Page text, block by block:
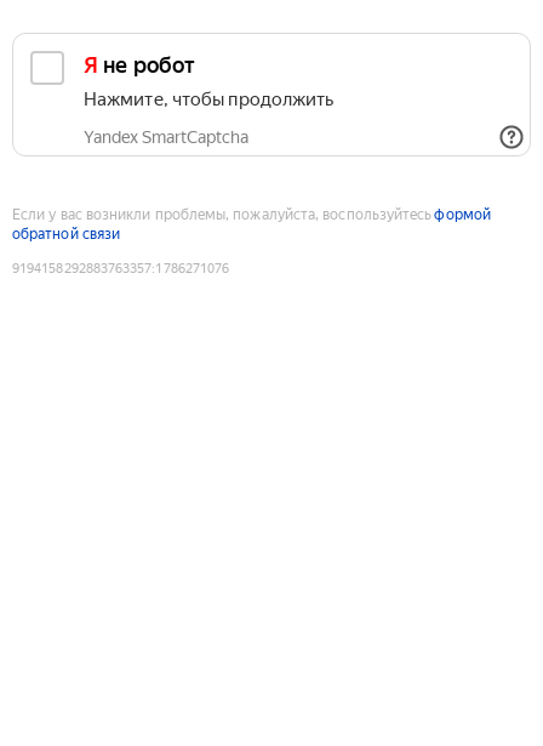
Я не робот
Нажмите, чтобы продолжить
Yandex SmartCaptcha
Если у вас возникли проблемы, пожалуйста, воспользуйтесьформой
обратной связи
9194158292883763357:1786271076